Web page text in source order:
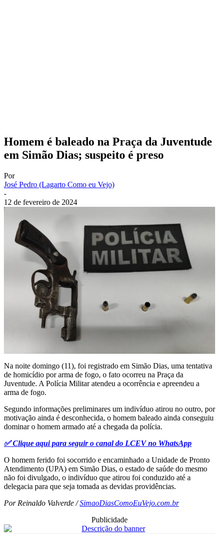
Homem é baleado na Praça da Juventude
em Simão Dias; suspeito é preso
Por
José Pedro (Lagarto Como eu Vejo)
-
12 de fevereiro de 2024
Na noite domingo (11), foi registrado em Simão Dias, uma tentativa
de homicídio por arma de fogo, o fato ocorreu na Praça da
Juventude. A Polícia Militar atendeu a ocorrência e apreendeu a
arma de fogo.
Segundo informações preliminares um indivíduo atirou no outro, por
motivação ainda é desconhecida, o homem baleado ainda conseguiu
dominar o homem armado até a chegada da polícia.
✅ Clique aqui para seguir o canal do LCEV no WhatsApp
O homem ferido foi socorrido e encaminhado a Unidade de Pronto
Atendimento (UPA) em Simão Dias, o estado de saúde do mesmo
não foi divulgado, o indivíduo que atirou foi conduzido até a
delegacia para que seja tomada as devidas providências.
Por Reinaldo Valverde /SimaoDiasComoEuVejo.com.br
Publicidade